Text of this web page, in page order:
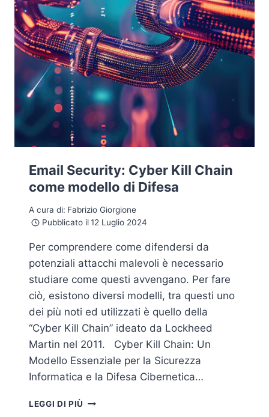
Email Security: Cyber Kill Chain
come modello di Difesa
A cura di: Fabrizio Giorgione
Pubblicato il 12 Luglio 2024
Per comprendere come difendersi da
potenziali attacchi malevoli è necessario
studiare come questi avvengano. Per fare
ciò, esistono diversi modelli, tra questi uno
dei più noti ed utilizzati è quello della
“Cyber Kill Chain” ideato da Lockheed
Martin nel 2011. Cyber Kill Chain: Un
Modello Essenziale per la Sicurezza
Informatica e la Difesa Cibernetica…
LEGGI DI PIÙ EMAIL